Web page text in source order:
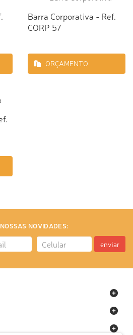
Barra Corporativa - Ref.
CORP 57
ORÇAMENTO
NOVIDADES:
enviar